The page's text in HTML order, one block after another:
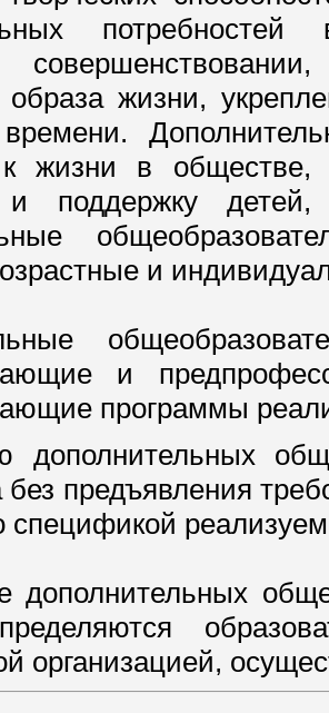
образа жизни,
времени.
жизни в обществе,
и поддержку
и
и
программы
дополнительных
предъявления
спецификой
дополнительных
организацией,